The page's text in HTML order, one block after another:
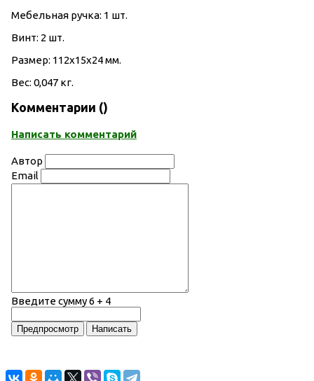
Мебельная ручка: 1 шт.
Винт: 2 шт.
Размер: 112х15х24 мм.
Вес: 0,047 кг.
Комментарии ()
Написать комментарий
Автор
Email
Введите сумму 6 + 4